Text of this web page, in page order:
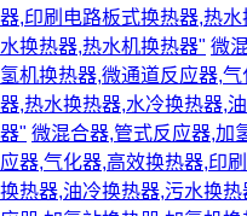
器,印刷电路板式换热器,热
水换热器,热水机换热器" 微
氢机换热器,微通道反应器,
器,热水换热器,水冷换热器,
器" 微混合器,管式反应器,加
应器,气化器,高效换热器,印
换热器,油冷换热器,污水换